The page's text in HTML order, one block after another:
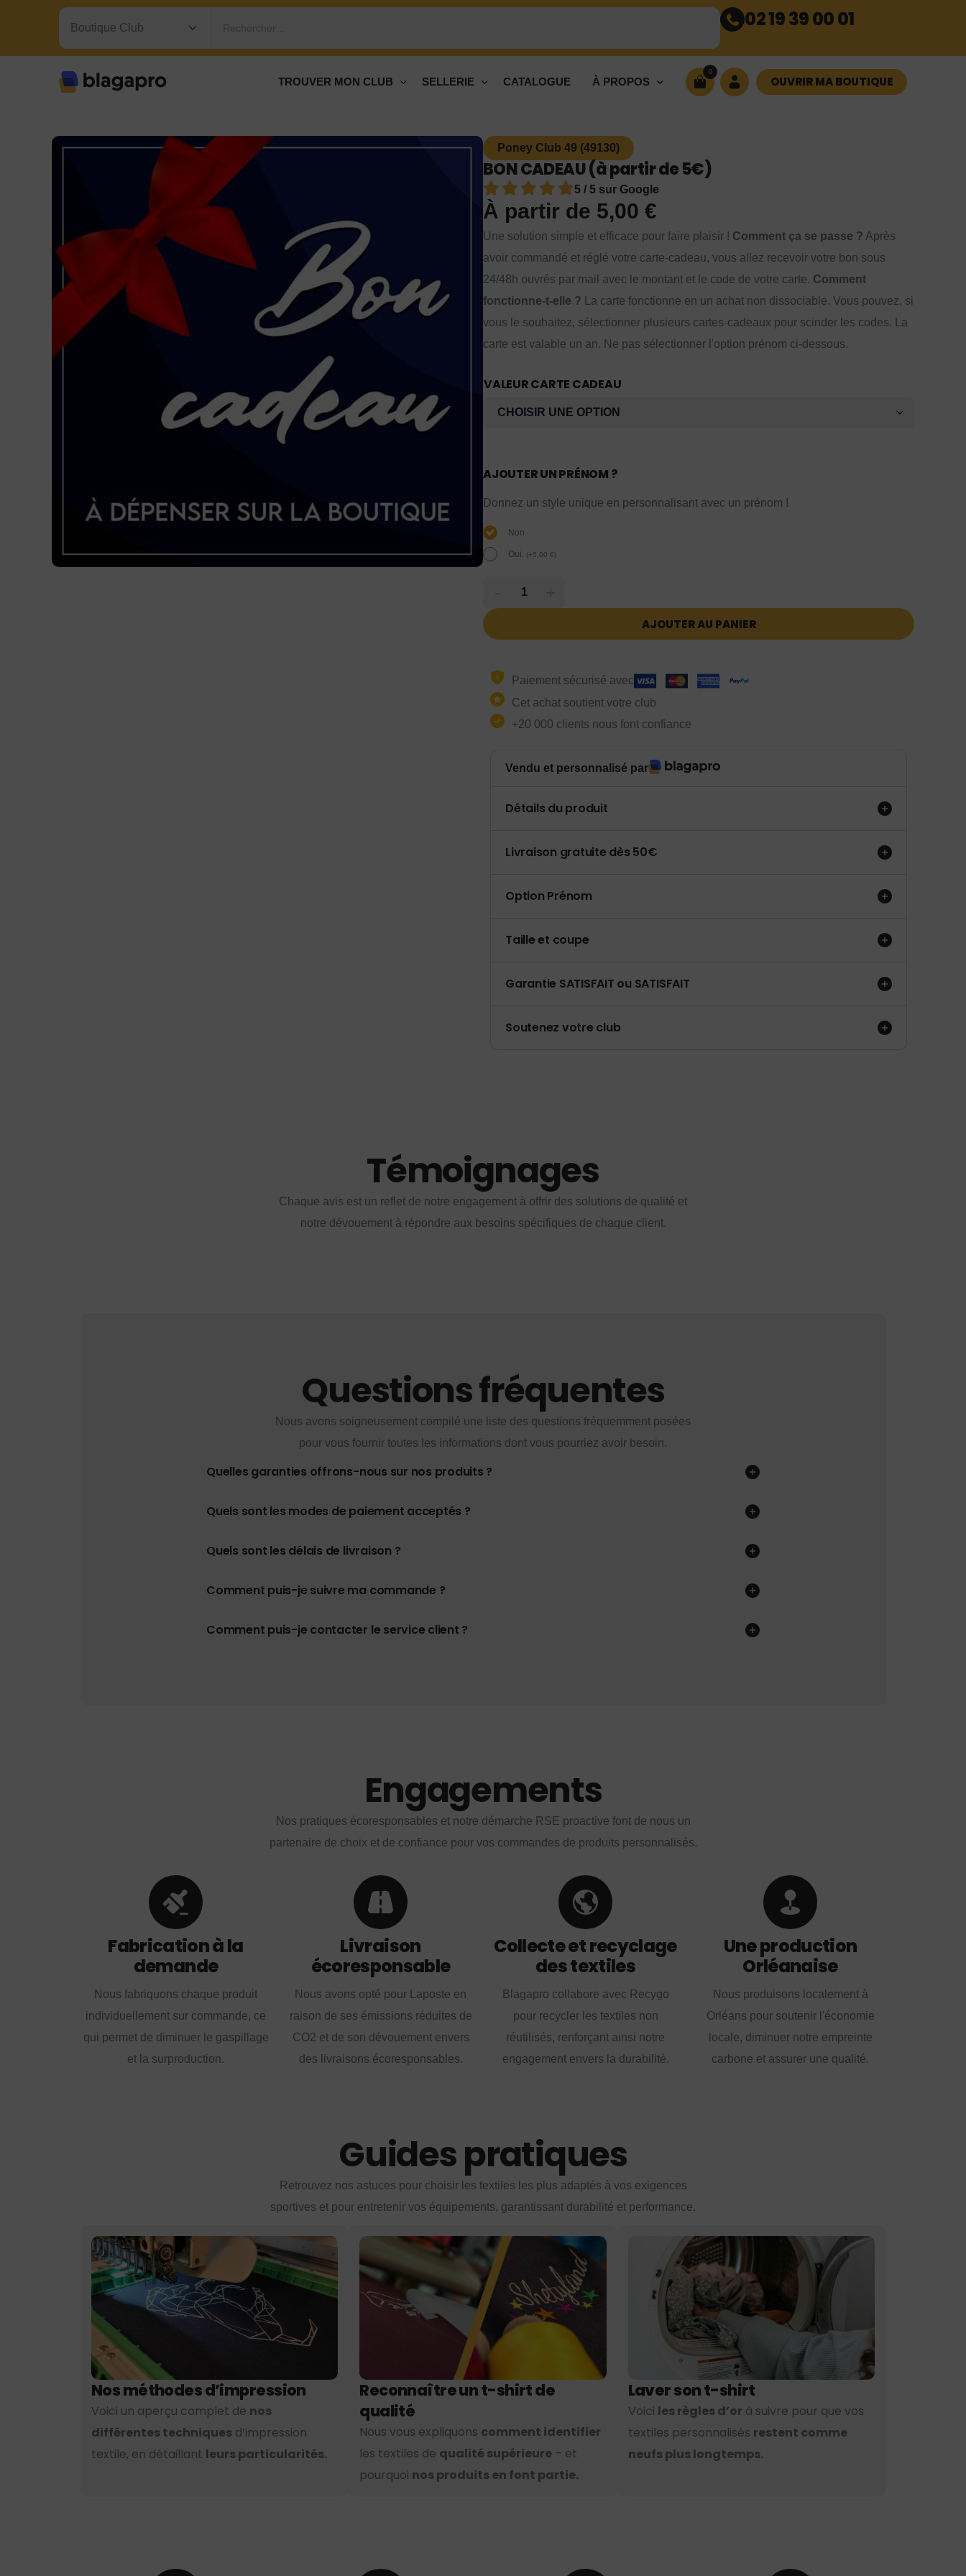
Rechercher… 02 19 39 00 01
TROUVER MON CLUB SELLERIE CATALOGUE À PROPOS
0
OUVRIR MA BOUTIQUE
Poney Club 49 (49130)
BON CADEAU (à partir de 5€)
5 / 5 sur Google
À partir de 5,00 €
Une solution simple et efficace pour faire plaisir ! Comment ça se passe ? Après
avoir commandé et réglé votre carte-cadeau, vous allez recevoir votre bon sous
24/48h ouvrés par mail avec le montant et le code de votre carte. Comment
fonctionne-t-elle ? La carte fonctionne en un achat non dissociable. Vous pouvez, si
vous le souhaitez, sélectionner plusieurs cartes-cadeaux pour scinder les codes. La
carte est valable un an. Ne pas sélectionner l'option prénom ci-dessous.
VALEUR CARTE CADEAU
AJOUTER UN PRÉNOM ?
Donnez un style unique en personnalisant avec un prénom !
Non
Oui. (+5,00 €)
AJOUTER AU PANIER
Paiement sécurisé avec
Cet achat soutient votre club
+20 000 clients nous font confiance
Vendu et personnalisé par
Détails du produit
Livraison gratuite dès 50€
Option Prénom
Taille et coupe
Garantie SATISFAIT ou SATISFAIT
Soutenez votre club
Témoignages
Chaque avis est un reflet de notre engagement à offrir des solutions de qualité et
notre dévouement à répondre aux besoins spécifiques de chaque client.
Questions fréquentes
Nous avons soigneusement compilé une liste des questions fréquemment posées
pour vous fournir toutes les informations dont vous pourriez avoir besoin.
Quelles garanties offrons-nous sur nos produits ?
Quels sont les modes de paiement acceptés ?
Quels sont les délais de livraison ?
Comment puis-je suivre ma commande ?
Comment puis-je contacter le service client ?
Engagements
Nos pratiques écoresponsables et notre démarche RSE proactive font de nous un
partenaire de choix et de confiance pour vos commandes de produits personnalisés.
Fabrication à la
demande
Nous fabriquons chaque produit
individuellement sur commande, ce
qui permet de diminuer le gaspillage
et la surproduction.
Livraison
écoresponsable
Nous avons opté pour Laposte en
raison de ses émissions réduites de
CO2 et de son dévouement envers
des livraisons écoresponsables.
Collecte et recyclage
des textiles
Blagapro collabore avec Recygo
pour recycler les textiles non
réutilisés, renforçant ainsi notre
engagement envers la durabilité.
Une production
Orléanaise
Nous produisons localement à
Orléans pour soutenir l'économie
locale, diminuer notre empreinte
carbone et assurer une qualité.
Guides pratiques
Retrouvez nos astuces pour choisir les textiles les plus adaptés à vos exigences
sportives et pour entretenir vos équipements, garantissant durabilité et performance.
Nos méthodes d’impression
Voici un aperçu complet de nos
différentes techniques d’impression
textile, en détaillant leurs particularités.
Reconnaître un t-shirt de
qualité
Nous vous expliquons comment identifier
les textiles de qualité supérieure – et
pourquoi nos produits en font partie.
Laver son t-shirt
Voici les règles d’or à suivre pour que vos
textiles personnalisés restent comme
neufs plus longtemps.